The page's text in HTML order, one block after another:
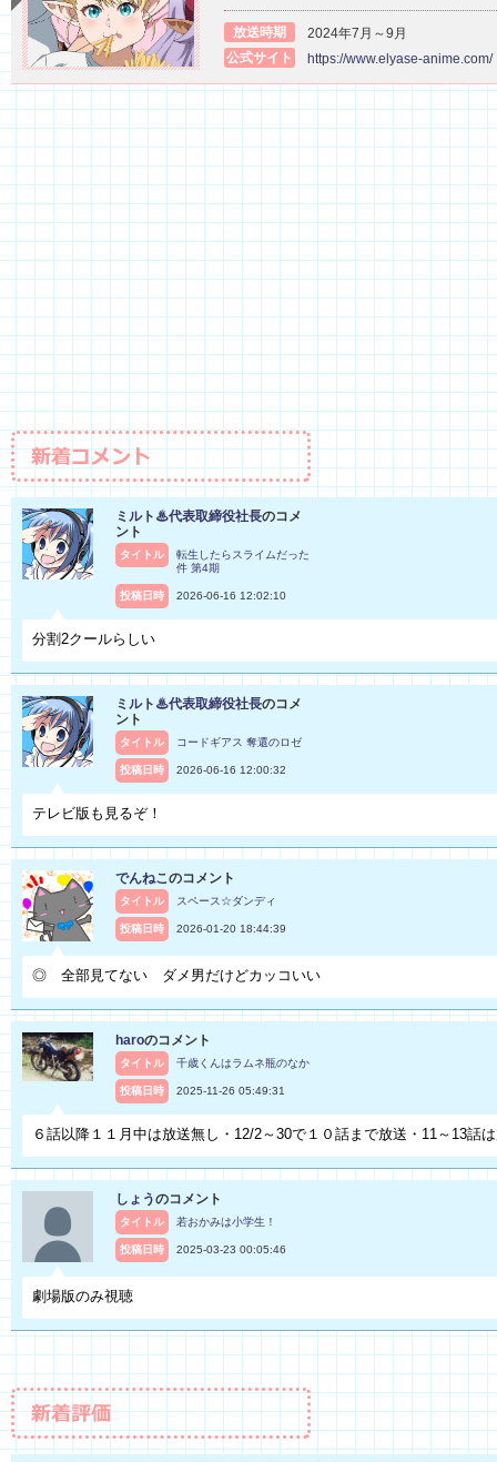
放送時期
2024年7月～9月
公式サイト
https://www.elyase-anime.com/
ミルト♨代表取締役社長のコメ
ント
タイトル
転生したらスライムだった
件 第4期
投稿日時 2026-06-16 12:02:10
分割2クールらしい
ミルト♨代表取締役社長のコメ
ント
タイトル コードギアス 奪還のロゼ
投稿日時 2026-06-16 12:00:32
テレビ版も見るぞ！
でんねこのコメント
タイトル スペース☆ダンディ
投稿日時 2026-01-20 18:44:39
◎ 全部見てない ダメ男だけどカッコいい
haroのコメント
タイトル 千歳くんはラムネ瓶のなか
投稿日時 2025-11-26 05:49:31
６話以降１１月中は放送無し・12/2～30で１０話まで放送・11～13話
しょうのコメント
タイトル 若おかみは小学生！
投稿日時 2025-03-23 00:05:46
劇場版のみ視聴